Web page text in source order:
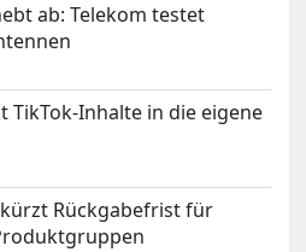
ab: Telekom testet
TikTok-Inhalte in die eigene
Rückgabefrist für